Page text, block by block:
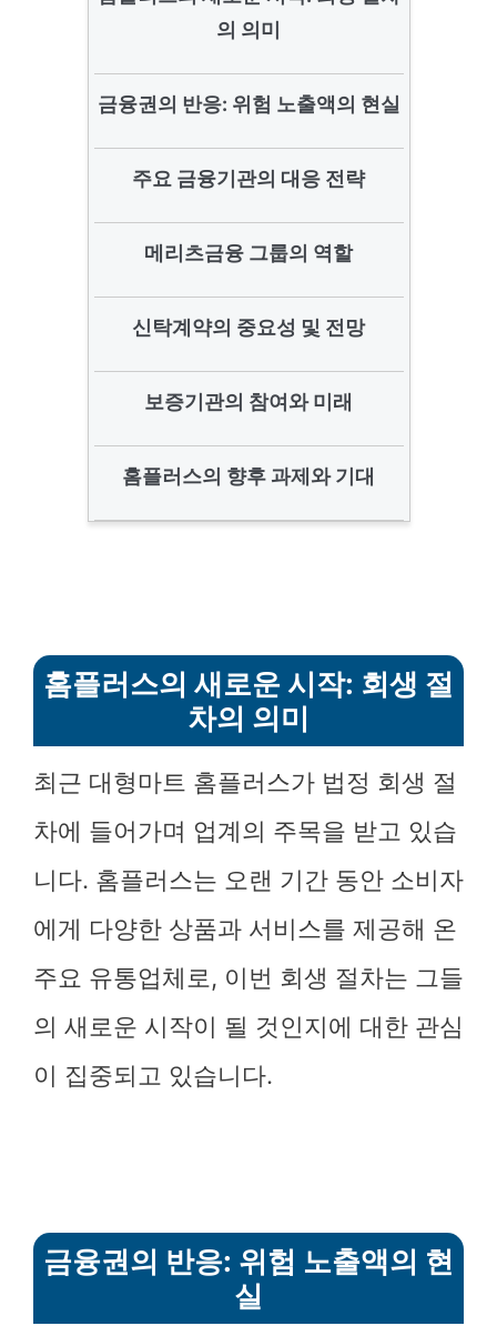
의 의미
금융권의 반응: 위험 노출액의 현실
주요 금융기관의 대응 전략
메리츠금융 그룹의 역할
신탁계약의 중요성 및 전망
보증기관의 참여와 미래
홈플러스의 향후 과제와 기대
홈플러스의 새로운 시작: 회생 절
차의 의미
최근 대형마트 홈플러스가 법정 회생 절
차에 들어가며 업계의 주목을 받고 있습
니다. 홈플러스는 오랜 기간 동안 소비자
에게 다양한 상품과 서비스를 제공해 온
주요 유통업체로, 이번 회생 절차는 그들
의 새로운 시작이 될 것인지에 대한 관심
이 집중되고 있습니다.
금융권의 반응: 위험 노출액의 현
실